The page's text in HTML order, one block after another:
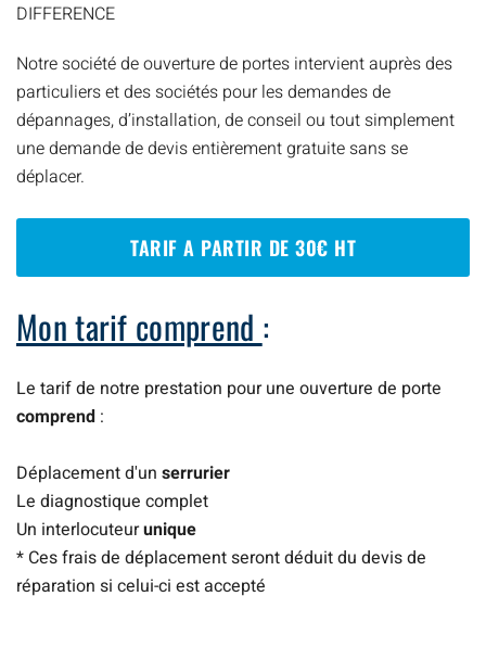
DIFFERENCE
Notre société de ouverture de portes intervient auprès des
particuliers et des sociétés pour les demandes de
dépannages, d’installation, de conseil ou tout simplement
une demande de devis entièrement gratuite sans se
déplacer.
TARIF A PARTIR DE 30€ HT
Mon tarif comprend :
Le tarif de notre prestation pour une ouverture de porte
comprend :
Déplacement d'un serrurier
Le diagnostique complet
Un interlocuteurunique
* Ces frais de déplacement seront déduit du devis de
réparation si celui-ci est accepté